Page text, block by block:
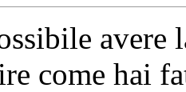
avere
come hai